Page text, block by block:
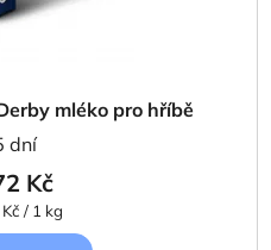
mléko pro hříbě
dní
Kč
/ 1 kg